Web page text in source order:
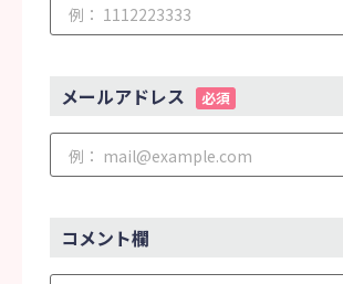
メールアドレス 必須
コメント欄